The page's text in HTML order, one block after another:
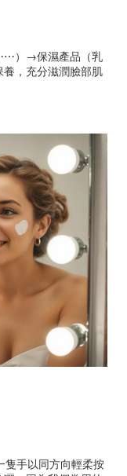
）→保濕產品（乳
，充分滋潤臉部肌
隻手以同方向輕柔按